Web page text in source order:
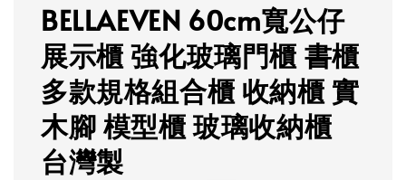
BELLAEVEN 60cm寬公仔
展示櫃 強化玻璃門櫃 書櫃
多款規格組合櫃 收納櫃 實
木腳 模型櫃 玻璃收納櫃
台灣製